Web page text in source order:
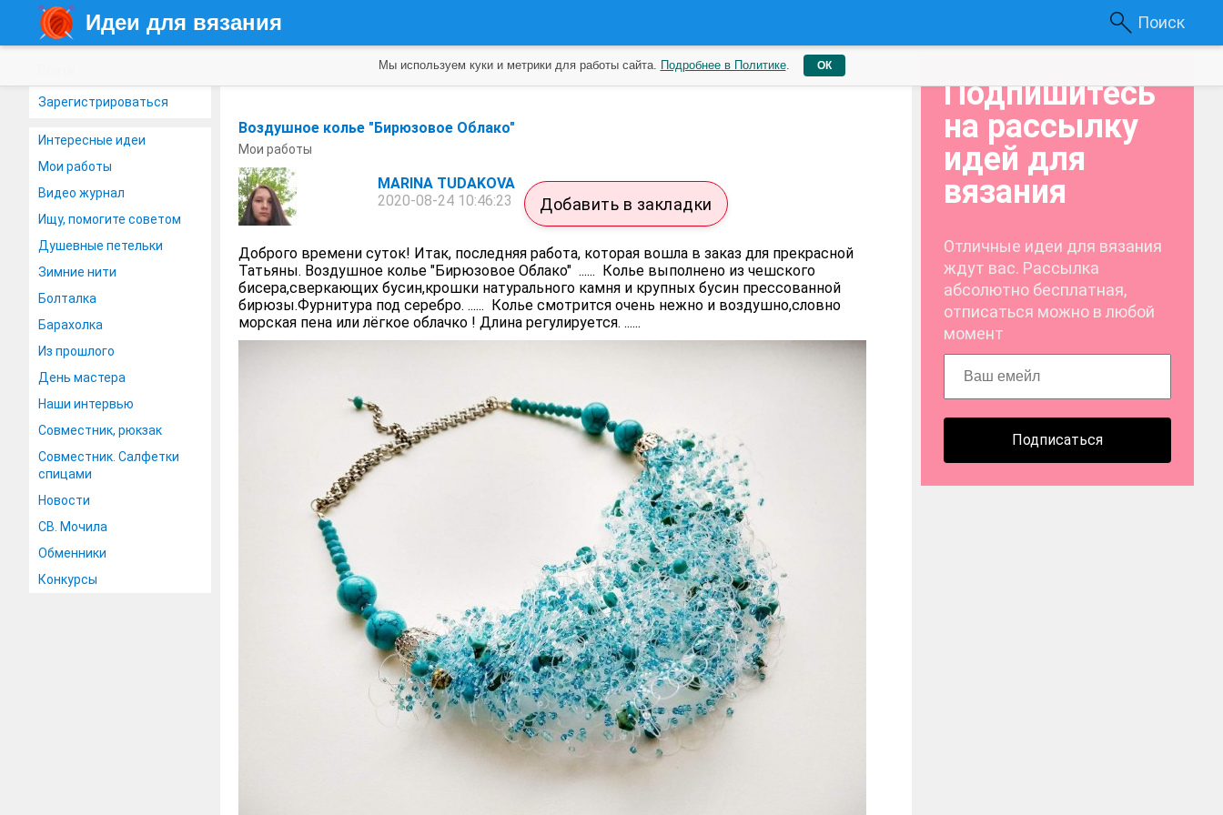
Идеи для вязания Поиск
Зарегистрироваться
Интересные идеи
Мои работы
Видео журнал
Ищу, помогите советом
Душевные петельки
Зимние нити
Болталка
Барахолка
Из прошлого
День мастера
Наши интервью
Совместник, рюкзак
Совместник. Салфетки
спицами
Новости
СВ. Мочила
Обменники
Конкурсы
Воздушное колье "Бирюзовое Облако"
Мои работы
MARINA TUDAKOVA
2020-08-24 10:46:23
Добавить в закладки
Доброго времени суток! Итак, последняя работа, которая вошла в заказ для прекрасной
Татьяны. Воздушное колье "Бирюзовое Облако" ...... Колье выполнено из чешского
бисера,сверкающих бусин,крошки натурального камня и крупных бусин прессованной
бирюзы.Фурнитура под серебро. ...... Колье смотрится очень нежно и воздушно,словно
морская пена или лёгкое облачко ! Длина регулируется. ......
Подпишитесь
на рассылку
идей для
вязания
Отличные идеи для вязания
ждут вас. Рассылка
абсолютно бесплатная,
отписаться можно в любой
момент
Подписаться
Мы используем куки и метрики для работы сайта. Подробнее в Политике. ОК